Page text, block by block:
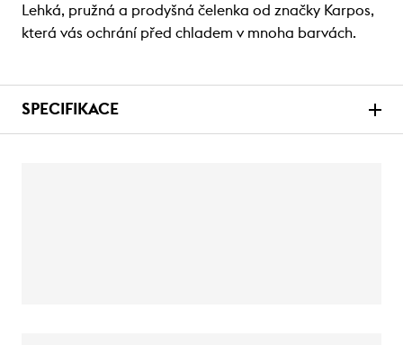
Lehká, pružná a prodyšná čelenka od značky Karpos,
která vás ochrání před chladem v mnoha barvách.
SPECIFIKACE